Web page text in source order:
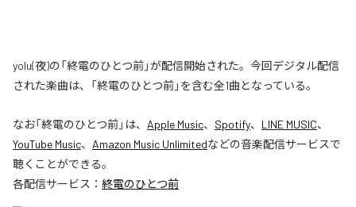
yolu(夜)の「終電のひとつ前」が配信開始された。今回デジタル配信
された楽曲は、「終電のひとつ前」を含む全1曲となっている。
なお「終電のひとつ前」は、 Apple Music、 Spotify、 LINE MUSIC、
YouTube Music、 Amazon Music Unlimitedなどの音楽配信サービスで
聴くことができる。
各配信サービス： 終電のひとつ前